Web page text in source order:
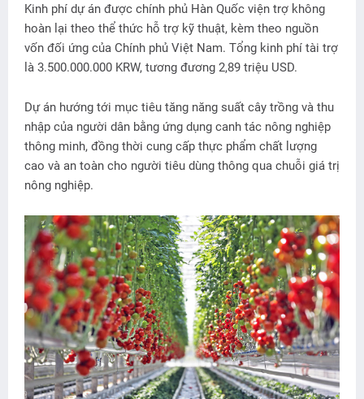
Kinh phí dự án được chính phủ Hàn Quốc viện trợ không
hoàn lại theo thể thức hỗ trợ kỹ thuật, kèm theo nguồn
vốn đối ứng của Chính phủ Việt Nam. Tổng kinh phí tài trợ
là 3.500.000.000 KRW, tương đương 2,89 triệu USD.
Dự án hướng tới mục tiêu tăng năng suất cây trồng và thu
nhập của người dân bằng ứng dụng canh tác nông nghiệp
thông minh, đồng thời cung cấp thực phẩm chất lượng
cao và an toàn cho người tiêu dùng thông qua chuỗi giá trị
nông nghiệp.